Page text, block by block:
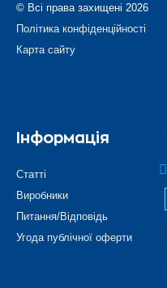
© Всі права захищені 2026
Політика конфіденційності
Карта сайту
Інформація
Статті
Виробники
Питання/Відповідь
Угода публічної оферти